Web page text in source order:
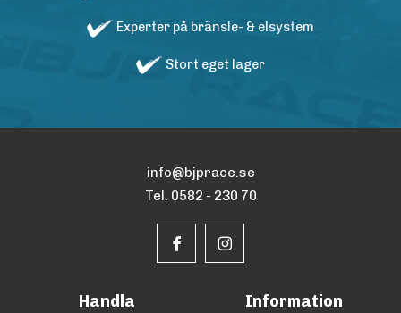
Experter på bränsle- & elsystem
Stort eget lager
info@bjprace.se
Tel. 0582 - 230 70
Handla Information